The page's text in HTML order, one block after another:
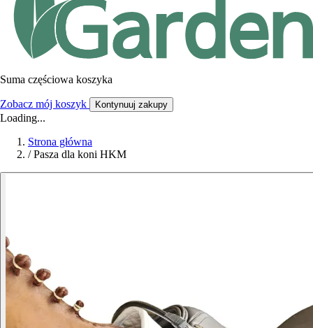
Suma częściowa koszyka
Zobacz mój koszyk Kontynuuj zakupy
Loading...
Strona główna
/ Pasza dla koni HKM